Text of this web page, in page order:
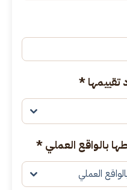
تقييمها*
بالواقع العملي*
العملي